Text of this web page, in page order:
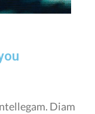
Diam